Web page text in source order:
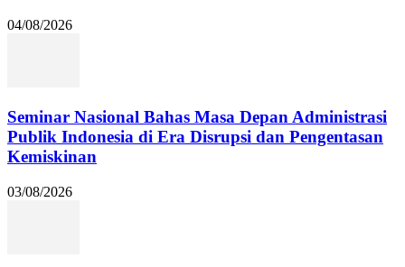
04/08/2026
Seminar Nasional Bahas Masa Depan Administrasi
Publik Indonesia di Era Disrupsi dan Pengentasan
Kemiskinan
03/08/2026